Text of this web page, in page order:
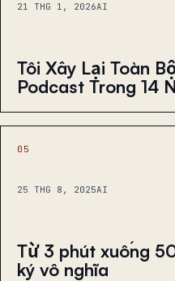
21 THG 1, 2026AI
Tôi Xây Lại Toàn
Podcast Trong 14
05
25 THG 8, 2025AI
Từ 3 phút xuống
ký vô nghĩa